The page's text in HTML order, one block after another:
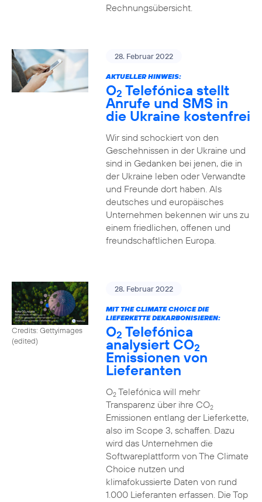
Rechnungsübersicht.
28. Februar 2022
AKTUELLER HINWEIS:
O2 Telefónica stellt
Anrufe und SMS in
die Ukraine kostenfrei
Wir sind schockiert von den
Geschehnissen in der Ukraine und
sind in Gedanken bei jenen, die in
der Ukraine leben oder Verwandte
und Freunde dort haben. Als
deutsches und europäisches
Unternehmen bekennen wir uns zu
einem friedlichen, offenen und
freundschaftlichen Europa.
Credits: Gettyimages
(edited)
28. Februar 2022
MIT THE CLIMATE CHOICE DIE
LIEFERKETTE DEKARBONISIEREN:
O2 Telefónica
analysiert CO2
Emissionen von
Lieferanten
O2Telefónica will mehr
Transparenz über ihre CO2
Emissionen entlang der Lieferkette,
also im Scope 3, schaffen. Dazu
wird das Unternehmen die
Softwareplattform von The Climate
Choice nutzen und
klimafokussierte Daten von rund
1.000 Lieferanten erfassen. Die Top